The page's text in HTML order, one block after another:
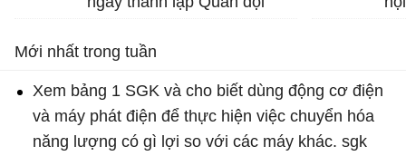
Mới nhất trong tuần
Xem bảng 1 SGK và cho biết dùng động cơ điện
và máy phát điện để thực hiện việc chuyển hóa
năng lượng có gì lợi so với các máy khác. sgk